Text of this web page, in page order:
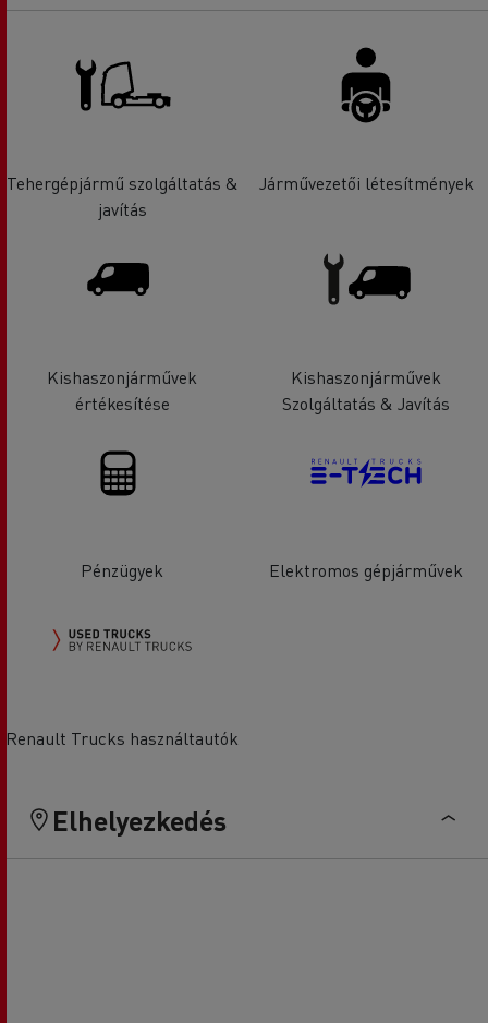
Tehergépjármű szolgáltatás &
javítás
Járművezetői létesítmények
Kishaszonjárművek
értékesítése
Kishaszonjárművek
Szolgáltatás & Javítás
Pénzügyek Elektromos gépjárművek
Renault Trucks használtautók
Elhelyezkedés